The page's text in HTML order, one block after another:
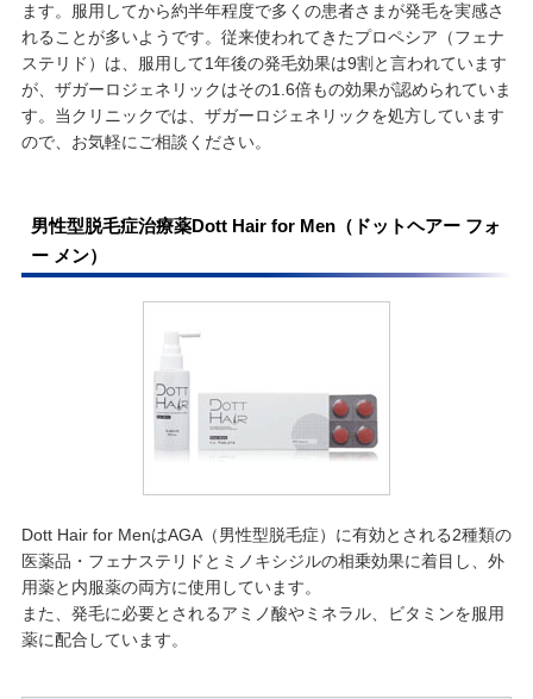
ます。服用してから約半年程度で多くの患者さまが発毛を実感さ
れることが多いようです。従来使われてきたプロペシア（フェナ
ステリド）は、服用して1年後の発毛効果は9割と言われています
が、ザガーロジェネリックはその1.6倍もの効果が認められていま
す。当クリニックでは、ザガーロジェネリックを処方しています
ので、お気軽にご相談ください。
男性型脱毛症治療薬Dott Hair for Men（ドットヘアー フォ
ー メン）
Dott Hair for MenはAGA（男性型脱毛症）に有効とされる2種類の
医薬品・フェナステリドとミノキシジルの相乗効果に着目し、外
用薬と内服薬の両方に使用しています。
また、発毛に必要とされるアミノ酸やミネラル、ビタミンを服用
薬に配合しています。